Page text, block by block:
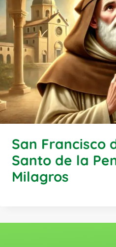
San Francisco
Santo de la
Milagros